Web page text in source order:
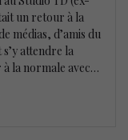
un retour à la
médias, d’amis du
attendre la
la normale avec…